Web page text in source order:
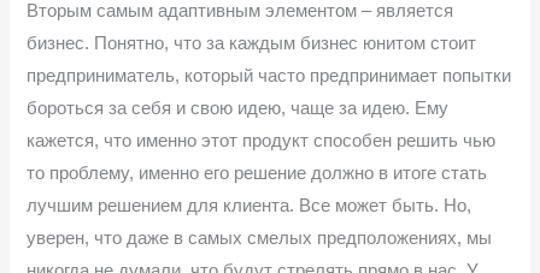
Вторым самым адаптивным элементом – является
бизнес. Понятно, что за каждым бизнес юнитом стоит
предприниматель, который часто предпринимает попытки
бороться за себя и свою идею, чаще за идею. Ему
кажется, что именно этот продукт способен решить чью
то проблему, именно его решение должно в итоге стать
лучшим решением для клиента. Все может быть. Но,
уверен, что даже в самых смелых предположениях, мы